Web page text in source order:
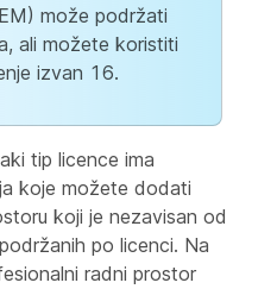
može podržati
ali možete koristiti
izvan 16.
tip licence ima
koje možete dodati
koji je nezavisan od
po licenci. Na
radni prostor